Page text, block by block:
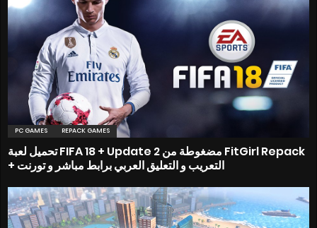
PC GAMES REPACK GAMES
تحميل لعبة FIFA 18 + Update 2 مضغوطة من FitGirl Repack
+ التعريب و التعليق العربي برابط مباشر و تورنت